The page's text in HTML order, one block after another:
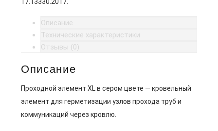
Описание
Технические характеристики
Отзывы (0)
Описание
Проходной элемент XL в сером цвете — кровельный
элемент для герметизации узлов прохода труб и
коммуникаций через кровлю.